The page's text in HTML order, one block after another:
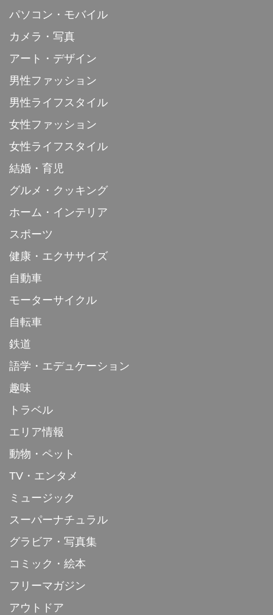
パソコン・モバイル
カメラ・写真
アート・デザイン
男性ファッション
男性ライフスタイル
女性ファッション
女性ライフスタイル
結婚・育児
グルメ・クッキング
ホーム・インテリア
スポーツ
健康・エクササイズ
自動車
モーターサイクル
自転車
鉄道
語学・エデュケーション
趣味
トラベル
エリア情報
動物・ペット
TV・エンタメ
ミュージック
スーパーナチュラル
グラビア・写真集
コミック・絵本
フリーマガジン
アウトドア